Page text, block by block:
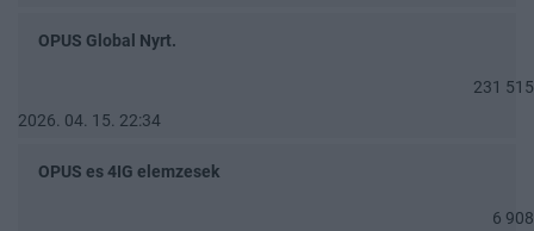
OPUS Global Nyrt.
231 515
2026. 04. 15. 22:34
OPUS es 4IG elemzesek
6 908